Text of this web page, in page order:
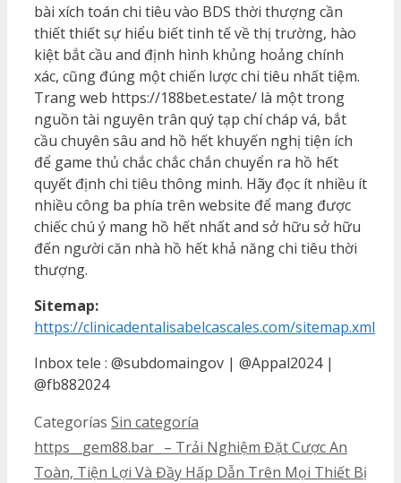
bài xích toán chi tiêu vào BDS thời thượng cần
thiết thiết sự hiểu biết tinh tế về thị trường, hào
kiệt bắt cầu and định hình khủng hoảng chính
xác, cũng đúng một chiến lược chi tiêu nhất tiệm.
Trang web https://188bet.estate/ là một trong
nguồn tài nguyên trân quý tạp chí cháp vá, bắt
cầu chuyên sâu and hồ hết khuyến nghị tiện ích
để game thủ chắc chắc chắn chuyển ra hồ hết
quyết định chi tiêu thông minh. Hãy đọc ít nhiều ít
nhiều công ba phía trên website để mang được
chiếc chú ý mang hồ hết nhất and sở hữu sở hữu
đến người căn nhà hồ hết khả năng chi tiêu thời
thượng.
Sitemap:
https://clinicadentalisabelcascales.com/sitemap.xml
Inbox tele : @subdomaingov | @Appal2024 |
@fb882024
Categorías Sin categoría
https__gem88.bar_ – Trải Nghiệm Đặt Cược An
Toàn, Tiện Lợi Và Đầy Hấp Dẫn Trên Mọi Thiết Bị